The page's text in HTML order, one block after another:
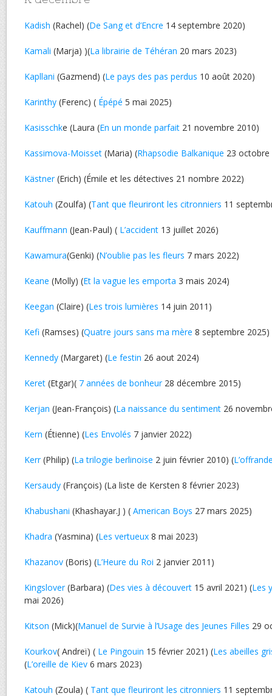
Kadish (Rachel) (De Sang et d’Encre 14 septembre 2020)
Kamali (Marja) )(La librairie de Téhéran 20 mars 2023)
Kapllani (Gazmend) (Le pays des pas perdus 10 août 2020)
Karinthy (Ferenc) ( Épépé 5 mai 2025)
Kasisschke (Laura (En un monde parfait 21 novembre 2010)
Kassimova-Moisset (Maria) (Rhapsodie Balkanique 23 octobre
Kästner(Erich) (Émile et les détectives 21 nombre 2022)
Katouh (Zoulfa) (Tant que fleuriront les citronniers 11
Kauffmann (Jean-Paul) ( L’accident 13 juillet 2026)
Kawamura(Genki) (N’oublie pas les fleurs 7 mars 2022)
Keane (Molly) (Et la vague les emporta 3 mais 2024)
Keegan (Claire) (Les trois lumières 14 juin 2011)
Kefi (Ramses) (Quatre jours sans ma mère 8 septembre 2025)
Kennedy (Margaret) (Le festin 26 aout 2024)
Keret (Etgar)( 7 années de bonheur28 décembre 2015)
Kerjan (Jean-François) (La naissance du sentiment 26
Kern (Étienne) (Les Envolés 7 janvier 2022)
Kerr(Philip) (La trilogie berlinoise 2 juin février 2010) (
Kersaudy (François) (La liste de Kersten 8 février 2023)
Khabushani (Khashayar.J ) ( American Boys 27 mars 2025)
Khadra (Yasmina) (Les vertueux 8 mai 2023)
Khazanov (Boris) (L’Heure du Roi 2 janvier 2011)
Kingslover(Barbara) (Des vies à découvert 15 avril 2021) (Les
mai 2026)
Kitson (Mick)(Manuel de Survie à l’Usage des Jeunes Filles 29
Kourkov( Andreï) ( Le Pingouin 15 février 2021) (Les abeilles
(L’oreille de Kiev 6 mars 2023)
Katouh (Zoula) ( Tant que fleuriront les citronniers 11